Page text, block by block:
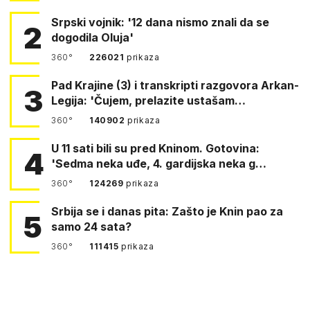
2
Srpski vojnik: '12 dana nismo znali da se
dogodila Oluja'
360° 226021prikaza
3
Pad Krajine (3) i transkripti razgovora Arkan-
Legija: 'Čujem, prelazite ustašam…
360° 140902prikaza
4 U 11 sati bili su pred Kninom. Gotovina:
'Sedma neka uđe, 4. gardijska neka g…
360° 124269prikaza
5
Srbija se i danas pita: Zašto je Knin pao za
samo 24 sata?
360° 111415prikaza